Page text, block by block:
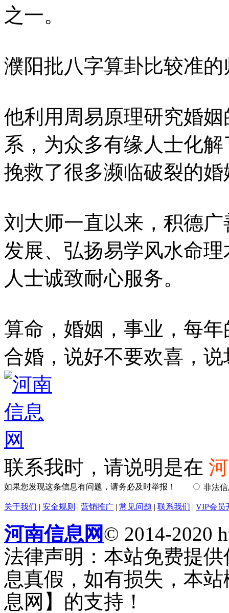
之一。
濮阳批八字算卦比较准
他利用周易原理研究婚
系，为众多有缘人士化
挽救了很多濒临破裂的婚
刘大师一直以来，积德
发展、弘扬易学风水命
人士诚致耐心服务。
算命，婚姻，事业，每
合婚，说好不要欢喜，
联系我时，请说明是在
如果您发现这条信息有问题，请务必及时举报！ 非法
关于我们 | 安全规则 | 营销推广 | 常见问题 | 联系我们 | VIP会员
河南信息网© 2014-2020
法律声明：本站免费提
息真假，如有损失，本
息网】的支持！